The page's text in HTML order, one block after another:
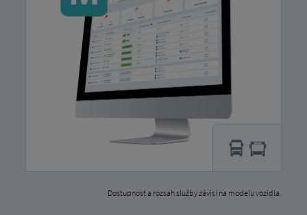
Dostupnost a rozsah služby závisí na modelu vozidla.